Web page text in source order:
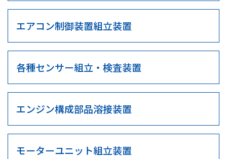
エアコン制御装置組立装置
各種センサー組立・検査装置
エンジン構成部品溶接装置
モーターユニット組立装置